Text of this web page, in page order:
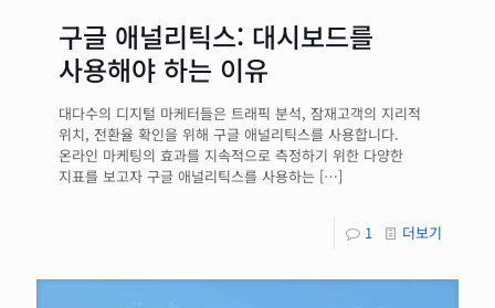
구글 애널리틱스: 대시보드를
사용해야 하는 이유
대다수의 디지털 마케터들은 트래픽 분석, 잠재고객의 지리적
위치, 전환율 확인을 위해 구글 애널리틱스를 사용합니다.
온라인 마케팅의 효과를 지속적으로 측정하기 위한 다양한
지표를 보고자 구글 애널리틱스를 사용하는 […]
1 더보기